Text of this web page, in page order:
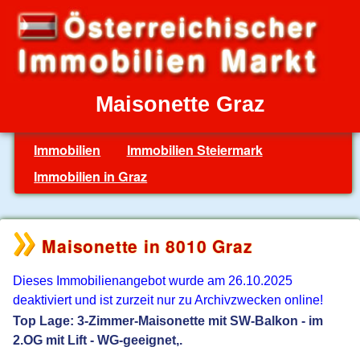
Maisonette Graz
Immobilien
Immobilien Steiermark
Immobilien in Graz
Maisonette in 8010 Graz
Dieses Immobilienangebot wurde am 26.10.2025
deaktiviert und ist zurzeit nur zu Archivzwecken online!
Top Lage: 3-Zimmer-Maisonette mit SW-Balkon - im
2.OG mit Lift - WG-geeignet,.